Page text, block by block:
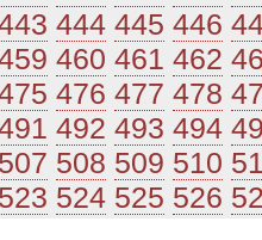
444 445 446
460 461 462
476 477 478
492 493 494
507 508 509 510
523 524 525 526